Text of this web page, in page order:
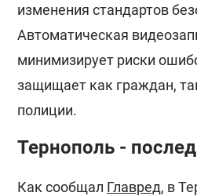
изменения стандартов
Автоматическая
минимизирует риски
защищает как граждан,
полиции.
Тернополь -
Как сообщал Главред, в